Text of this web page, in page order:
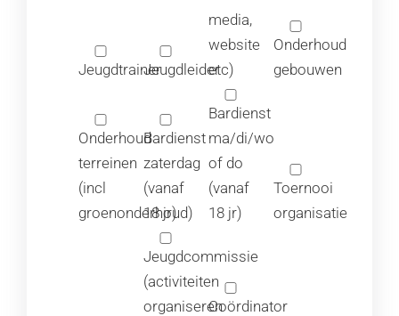
JeugdtrainerJeugdleider
media,
website
etc)
Onderhoud
gebouwen
Onderhoud
terreinen
(incl
groenonderhoud)
Bardienst
zaterdag
(vanaf
18 jr)
Bardienst
ma/di/wo
of do
(vanaf
18 jr)
Toernooi
organisatie
Jeugdcommissie
(activiteiten
organiserenCoördinator